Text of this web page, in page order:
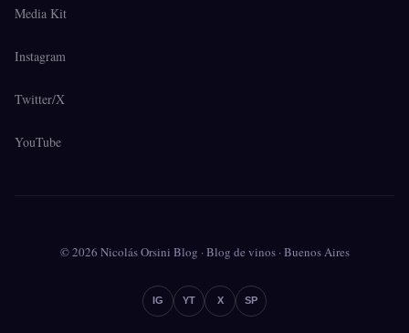
Media Kit
Instagram
Twitter/X
YouTube
© 2026 Nicolás Orsini Blog · Blog de vinos · Buenos Aires
IG YT X SP